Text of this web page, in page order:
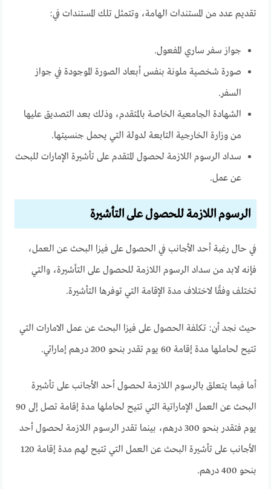
تقديم عدد من المستندات الهامة، وتتمثل تلك المستندات في:
جواز سفر ساري المفعول.
صورة شخصية ملونة بنفس أبعاد الصورة الموجودة في جواز
السفر.
الشهادة الجامعية الخاصة بالمتقدم، وذلك بعد التصديق عليها
من وزارة الخارجية التابعة لدولة التي يحمل جنسيتها.
سداد الرسوم اللازمة لحصول المتقدم على تأشيرة الإمارات للبحث
عن عمل.
الرسوم اللازمة للحصول على التأشيرة
في حال رغبة أحد الأجانب في الحصول على فيزا البحث عن العمل،
فإنه لابد من سداد الرسوم اللازمة للحصول على التأشيرة، والتي
تختلف وفقًا لاختلاف مدة الإقامة التي توفرها التأشيرة.
حيث نجد أن: تكلفة الحصول على فيزا البحث عن عمل الامارات التي
تتيح لحاملها مدة إقامة 60 يوم تقدر بنحو 200 درهم إماراتي.
أما فيما يتعلق بالرسوم اللازمة لحصول أحد الأجانب على تأشيرة
البحث عن العمل الإماراتية التي تتيح لحاملها مدة إقامة تصل إلى 90
يوم فتقدر بنحو 300 درهم، بينما تقدر الرسوم اللازمة لحصول أحد
الأجانب على تأشيرة البحث عن العمل التي تتيح لهم مدة إقامة 120
بنحو 400 درهم.